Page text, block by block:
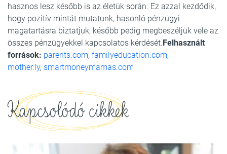
hasznos lesz később is az életük során. Ez azzal kezdődik,
hogy pozitív mintát mutatunk, hasonló pénzügyi
magatartásra biztatjuk, később pedig megbeszéljük vele az
összes pénzügyekkel kapcsolatos kérdését.Felhasznált
források: parents.com, familyeducation.com,
mother.ly, smartmoneymamas.com
Kapcsolódó cikkek